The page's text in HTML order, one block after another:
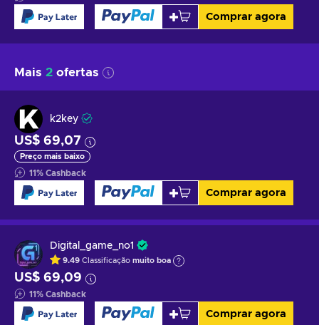
Comprar agora
Mais 2 ofertas
k2key
US$ 69,07
Preço mais baixo
11% Cashback
Comprar agora
Digital_game_no1
9.49 Classificação muito boa
US$ 69,09
11% Cashback
Comprar agora